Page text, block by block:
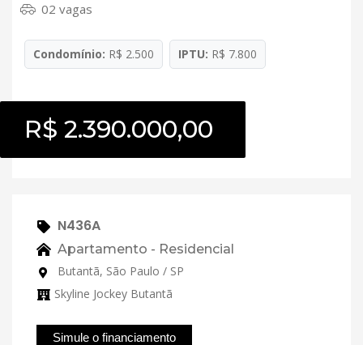
02 vagas
Condomínio: R$ 2.500 IPTU: R$ 7.800
R$ 2.390.000,00
N436A
Apartamento - Residencial
Butantã, São Paulo / SP
Skyline Jockey Butantã
Simule o financiamento